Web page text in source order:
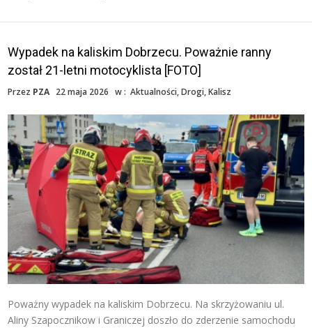
Wypadek na kaliskim Dobrzecu. Poważnie ranny
został 21-letni motocyklista [FOTO]
Przez PZA 22 maja 2026 w :Aktualności,Drogi,Kalisz
Poważny wypadek na kaliskim Dobrzecu. Na skrzyżowaniu ul.
Aliny Szapocznikow i Graniczej doszło do zderzenie samochodu